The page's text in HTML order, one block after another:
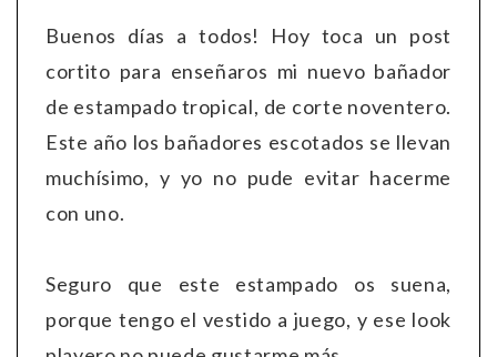
Buenos días a todos! Hoy toca un post
cortito para enseñaros mi nuevo bañador
de estampado tropical, de corte noventero.
Este año los bañadores escotados se llevan
muchísimo, y yo no pude evitar hacerme
con uno.
Seguro que este estampado os suena,
porque tengo el vestido a juego, y ese look